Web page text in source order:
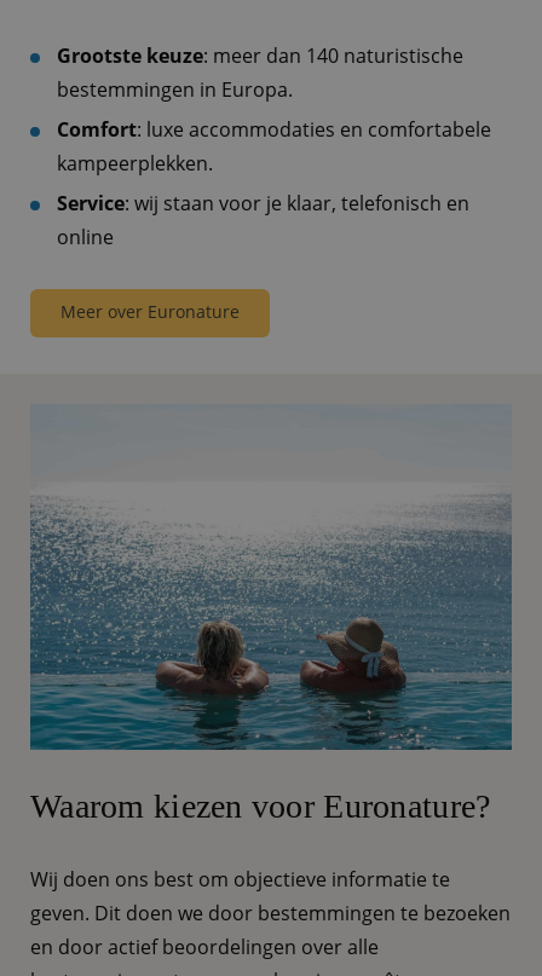
Grootste keuze: meer dan 140 naturistische
bestemmingen in Europa.
Comfort: luxe accommodaties en comfortabele
kampeerplekken.
Service: wij staan voor je klaar, telefonisch en
online
Meer over Euronature
Waarom kiezen voor Euronature?
Wij doen ons best om objectieve informatie te
geven. Dit doen we door bestemmingen te bezoeken
en door actief beoordelingen over alle